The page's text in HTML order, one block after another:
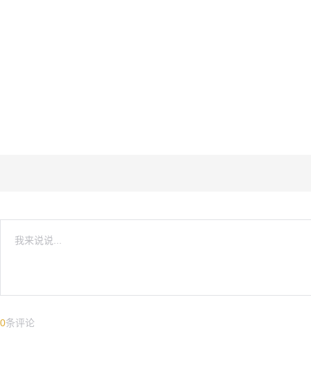
0条评论